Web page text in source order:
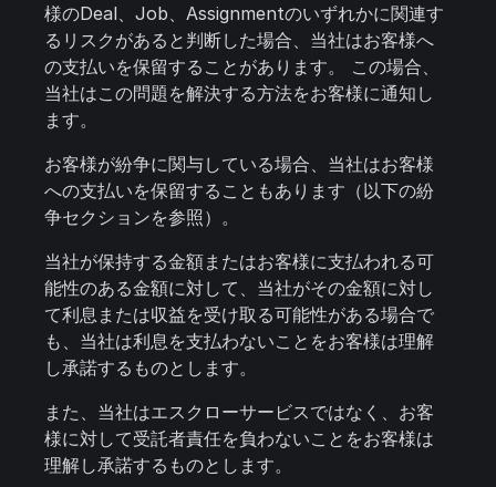
様のDeal、Job、Assignmentのいずれかに関連す
るリスクがあると判断した場合、当社はお客様へ
の支払いを保留することがあります。 この場合、
当社はこの問題を解決する方法をお客様に通知し
ます。
お客様が紛争に関与している場合、当社はお客様
への支払いを保留することもあります（以下の紛
争セクションを参照）。
当社が保持する金額またはお客様に支払われる可
能性のある金額に対して、当社がその金額に対し
て利息または収益を受け取る可能性がある場合で
も、当社は利息を支払わないことをお客様は理解
し承諾するものとします。
また、当社はエスクローサービスではなく、お客
様に対して受託者責任を負わないことをお客様は
理解し承諾するものとします。